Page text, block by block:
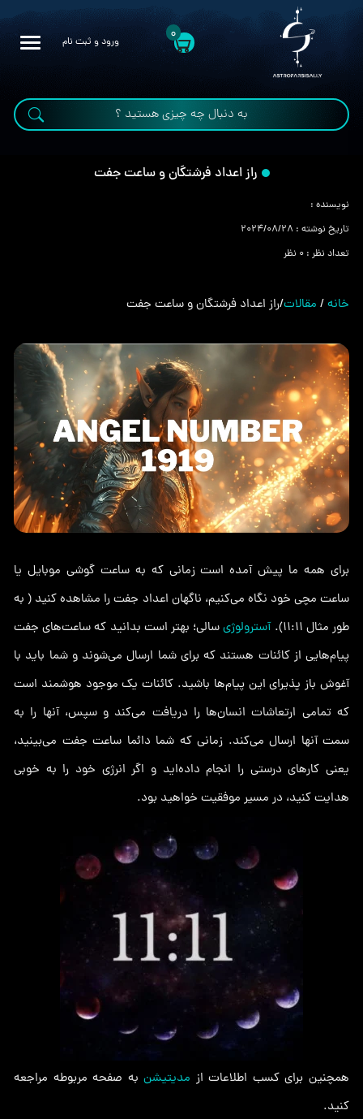
0 ورود و ثبت نام
راز اعداد فرشتگان و ساعت جفت
نویسنده :
تاریخ نوشته : 2024/08/28
تعداد نظر : 0 نظر
خانه/ مقالات/راز اعداد فرشتگان و ساعت جفت
برای همه ما پیش آمده است زمانی که به ساعت گوشی موبایل یا
ساعت مچی خود نگاه می‌کنیم، ناگهان اعداد جفت را مشاهده کنید ( به
طور مثال 11:11).
آسترولوژیسالی؛ بهتر است بدانید که ساعت‌های جفت
پیام‌هایی از کائنات هستند که برای شما ارسال می‌شوند و شما باید با
آغوش باز پذیرای این پیام‌ها باشید. کائنات یک موجود هوشمند است
که تمامی ارتعاشات انسان‌ها را دریافت می‌کند و سپس، آنها را به
سمت آنها ارسال می‌کند. زمانی که شما دائما ساعت جفت می‌بینید،
یعنی کارهای درستی را انجام داده‌اید و اگر انرژی خود را به خوبی
هدایت کنید، در مسیر موفقیت خواهید بود.
همچنین برای کسب اطلاعات از مدیتیشنبه صفحه مربوطه مراجعه
کنید.